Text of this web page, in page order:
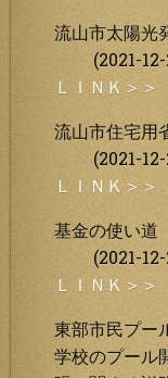
流山市太陽光
(2021-12-
ＬＩＮＫ＞＞
流山市住宅用
(2021-12-
ＬＩＮＫ＞＞
基金の使い道
(2021-12-
ＬＩＮＫ＞＞
東部市民プー
学校のプール